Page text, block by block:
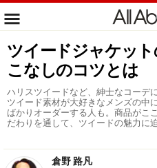
ツイードジャケッ
こなしのコツとは
ハリスツイードなど、紳士なコーデ
ツイード素材が大好きなメンズの中
ばかりオーダーする人も。商品がこ
だわりを通して、ツイードの魅力に
倉野 路凡